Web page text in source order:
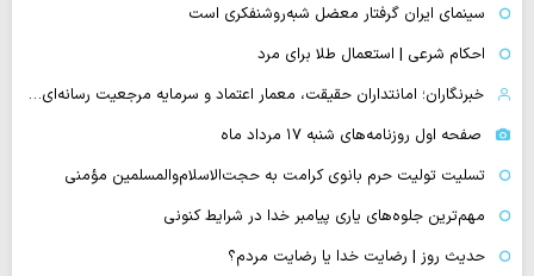
سینمای ایران گرفتار معضل شبه‌روشنفکری است
احکام شرعی | استعمال طلا برای مرد
خبرنگاران؛ امانتداران حقیقت، معمار اعتماد و سرمایه مرجعیت رسانه‌ای…
صفحه اول روزنامه‌های شنبه ۱۷ مرداد ماه
تسلیت تولیت حرم بانوی کرامت به حجت‌الاسلام‌والمسلمین مؤمنی
مهم‌ترین جلوه‌های یاری پیامبر خدا در شرایط کنونی
حدیث روز | رضایت خدا یا رضایت مردم؟